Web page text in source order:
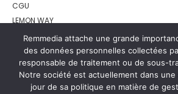
CGU
LEMON WAY
Remmedia attache une grande
des données personnelles collectées
responsable de traitement ou de sous-
Notre société est actuellement dans une
jour de sa politique en matière de